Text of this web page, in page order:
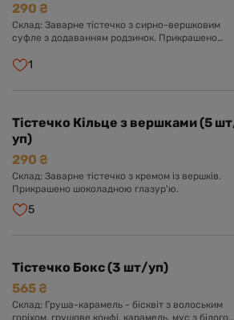
290 ₴
Склад: Заварне тістечко з сирно-вершковим
суфле з додаванням родзинок. Прикрашено
1
Тістечко Кільце з вершками (5 шт/
уп)
290 ₴
Склад: Заварне тістечко з кремом із вершків.
Прикрашено шоколадною глазур'ю.
5
Тістечко Бокс (3 шт/уп)
565 ₴
Склад: Груша-карамель - бісквіт з волоським
горіхом, грушове конфі, карамель, мус з білого